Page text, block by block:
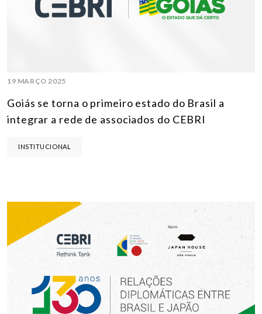
19 MARÇO 2025
Goiás se torna o primeiro estado do Brasil a
integrar a rede de associados do CEBRI
INSTITUCIONAL